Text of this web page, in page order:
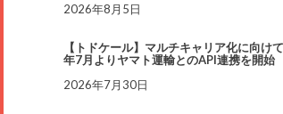
2026年8月5日
【トドケール】マルチキャリア化に向け
年7月よりヤマト運輸とのAPI連携を開始
2026年7月30日